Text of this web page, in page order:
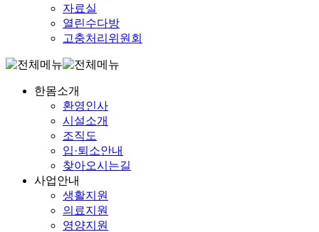
자료실
열린수다방
고충처리위원회
한몸소개
환영인사
시설소개
조직도
입·퇴소안내
찾아오시는길
사업안내
생활지원
의료지원
영양지원